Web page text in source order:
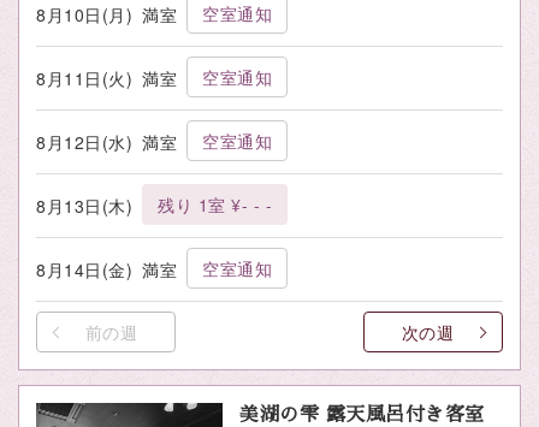
8月10日(月) 満室 空室通知
8月11日(火) 満室 空室通知
8月12日(水) 満室 空室通知
8月13日(木) 残り 1室 ¥- - -
8月14日(金) 満室 空室通知
前の週 次の週
美湖の雫 露天風呂付き客室